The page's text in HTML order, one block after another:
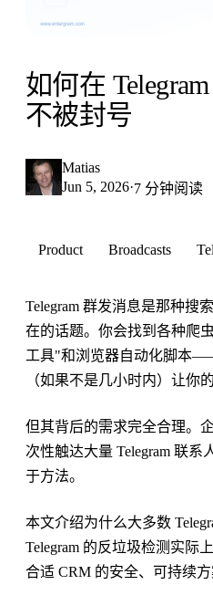
如何在
不被封号
Matias
Jun 5, 2026·7 分钟阅读
Product Broadcasts
Telegram 群发消息是那种搜
在的话题。你会找到各种爬
工具"和浏览器自动化脚本
（如果不是几小时内）让你
但其背后的需求完全合理。
次性触达大量 Telegram 联
于方法。
本文介绍为什么大多数
Telegram 的反垃圾检测实际
合适 CRM 的安全、可持续方